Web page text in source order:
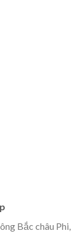
Bắc châu Phi,